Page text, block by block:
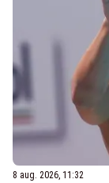
8 aug. 2026, 11:32